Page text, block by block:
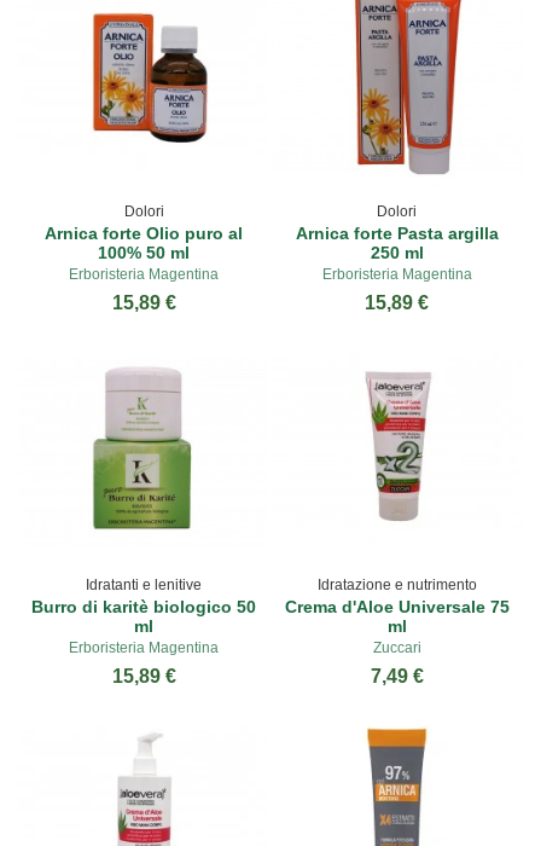
Dolori
Arnica forte Olio puro al
100% 50 ml
Erboristeria Magentina
15,89 €
Dolori
Arnica forte Pasta argilla
250 ml
Erboristeria Magentina
15,89 €
Idratanti e lenitive
Burro di karitè biologico 50
ml
Erboristeria Magentina
15,89 €
Idratazione e nutrimento
Crema d'Aloe Universale 75
ml
Zuccari
7,49 €